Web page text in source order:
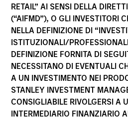
RETAIL” AI SENSI DELLA
(“AIFMD”), O GLI INVESTITORI
NELLA DEFINIZIONE DI
ISTITUZIONALI/
DEFINIZIONE FORNITA DI
NECESSITANO DI EVENTUALI
A UN INVESTIMENTO NEI
STANLEY INVESTMENT
CONSIGLIABILE RIVOLGERSI A
INTERMEDIARIO FINANZIARIO